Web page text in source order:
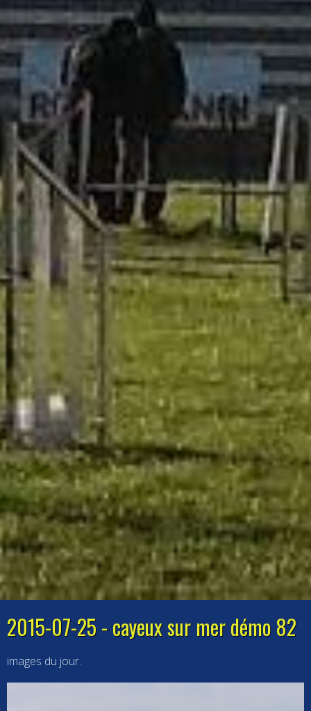
2015-07-25 - cayeux sur mer démo 82
images du jour.